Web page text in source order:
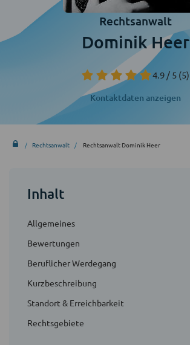
Rechtsanwalt
Dominik Heer
4.9 / 5(5)
Kontaktdaten anzeigen
Rechtsanwalt Rechtsanwalt Dominik Heer
Inhalt
Allgemeines
Bewertungen
Beruflicher Werdegang
Kurzbeschreibung
Standort & Erreichbarkeit
Rechtsgebiete